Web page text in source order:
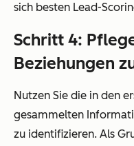
sich besten Lead-
Schritt 4:
Beziehungen
Nutzen Sie die in den
gesammelten
zu identifizieren. Als